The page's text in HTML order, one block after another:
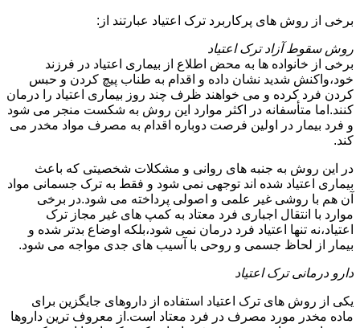
برخی از روش های پرکاربرد ترک اعتیاد عبارتند از:
روش سقوط آزاد ترک اعتیاد
برخی از خانواده ها به محض اطلاع از بیماری اعتیاد در فرزند
خود،واکنش شدید نشان داده و اقدام به طناب پیچ کردن و حبس
کردن فرد کرده و می خواهند ظرف چند روز بیماری اعتیاد را درمان
کنند.اما متأسفانه در اکثر موارد این روش به شکست منجر می شود
و فرد بیمار در اولین فرصت دوباره اقدام به مصرف مواد مخدر می
کند.
در این روش به جنبه های روانی و مشکلات شخصیتی که باعث
بیماری اعتیاد شده اند توجهی نمی شود و فقط به ترک جسمانی مواد
آن هم با روشی غیر علمی و اصولی پرداخته می شود.در برخی
موارد با انتقال اجباری فرد معتاد به کمپ های غیر مجاز ترک
اعتیاد،نه تنها اعتیاد فرد درمان نمی شود،بلکه اوضاع بدتر شده و
بیمار از لحاظ جسمی و روحی با آسیب های جدی مواجه می شود.
دارو درمانی ترک اعتیاد
یکی از روش های ترک اعتیاد استفاده از داروهای جایگزین برای
ماده مخدر مورد مصرف در فرد معتاد است.از معروف ترین داروها